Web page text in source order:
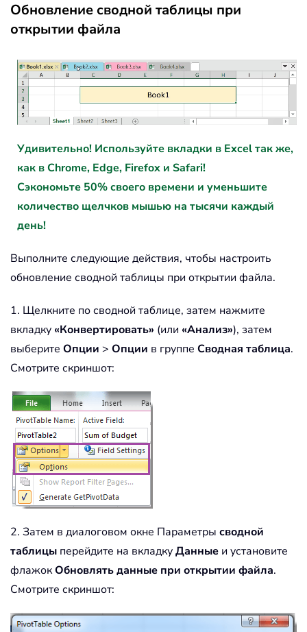
Обновление сводной таблицы при
открытии файла
Удивительно! Используйте вкладки в Excel так же,
как в Chrome, Edge, Firefox и Safari!
Сэкономьте 50% своего времени и уменьшите
количество щелчков мышью на тысячи каждый
день!
Выполните следующие действия, чтобы настроить
обновление сводной таблицы при открытии файла.
1. Щелкните по сводной таблице, затем нажмите
вкладку «Конвертировать» (или «Анализ»), затем
выберите Опции > Опции в группе Сводная таблица.
Смотрите скриншот:
2. Затем в диалоговом окне Параметры сводной
таблицы перейдите на вкладкуДанные и установите
флажокОбновлять данные при открытии файла.
Смотрите скриншот: